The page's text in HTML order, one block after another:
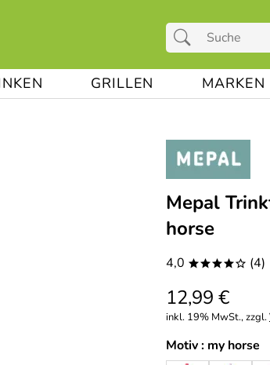
GRILLEN MARKEN
Mepal
horse
4,0 ****o (4)
12,99 €
inkl. 19% MwSt., zzgl.
Motiv : my horse